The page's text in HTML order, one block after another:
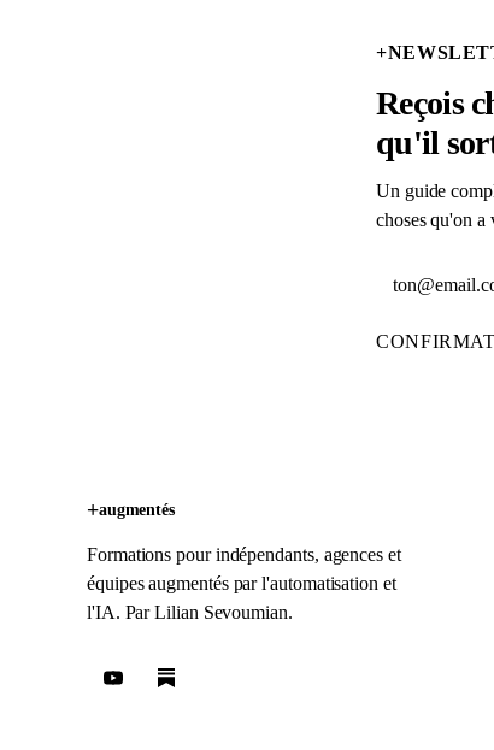
+
Reçois
qu'il
Un guide
choses qu'on a
+augmentés
Formations pour indépendants, agences et
équipes augmentés par l'automatisation et
l'IA. ParLilian Sevoumian.